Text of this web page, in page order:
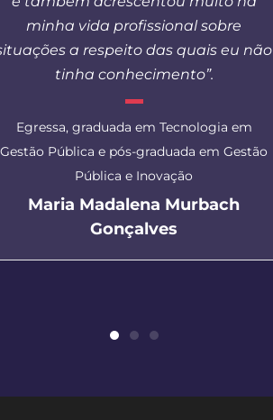
minha vida profissional sobre
a respeito das quais eu não
tinha conhecimento”.
Egressa, graduada em Tecnologia em
Gestão Pública e pós-graduada em Gestão
Pública e Inovação
Maria Madalena Murbach
Gonçalves